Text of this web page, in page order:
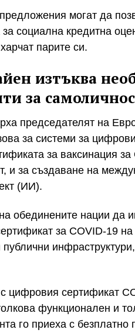
могат да
социална кредитна
парите си.
изтъква
за
председателят на
за системи за
за ваксинация
и за създаване на
(ИИ).
обединените нации да
за COVID-19
цифровия сертификат
функционален и
го приеха с безплатно